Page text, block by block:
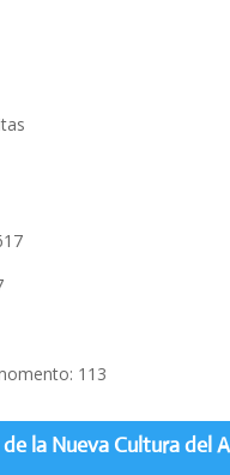
113
la Nueva Cultura del